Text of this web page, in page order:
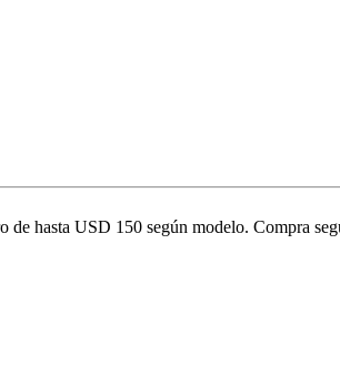
hasta USD 150 según modelo. Compra